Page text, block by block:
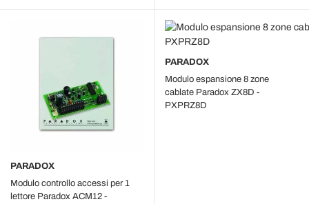
PARADOX
Modulo controllo accessi per 1
lettore Paradox ACM12 -
PARADOX
Modulo espansione 8 zone
cablate Paradox ZX8D -
PXPRZ8D